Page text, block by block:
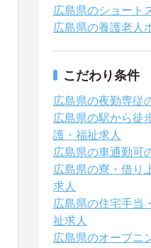
広島県のショート
広島県の養護老人
こだわり条件
広島県の夜勤専従
広島県の駅から徒
護・福祉求人
広島県の車通勤可
広島県の寮・借り
求人
広島県の住宅手当
祉求人
広島県のオープニ